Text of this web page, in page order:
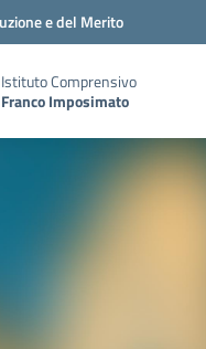
e del Merito
Istituto Comprensivo
Franco Imposimato